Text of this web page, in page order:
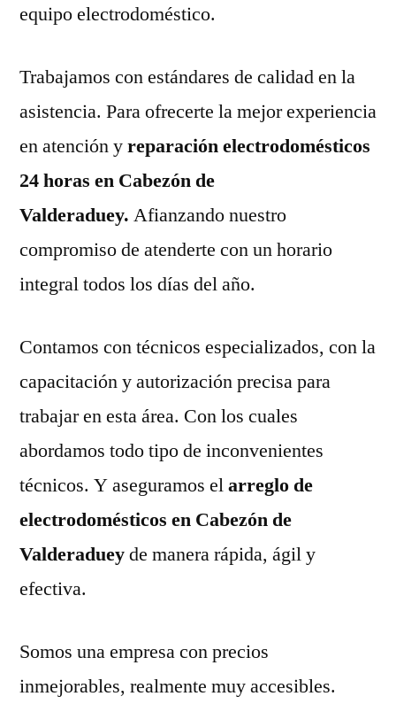
equipo electrodoméstico.
Trabajamos con estándares de calidad en la
asistencia. Para ofrecerte la mejor experiencia
en atención yreparación electrodomésticos
24 horas en Cabezón de
Valderaduey. Afianzando nuestro
compromiso de atenderte con un horario
integral todos los días del año.
Contamos con técnicos especializados, con la
capacitación y autorización precisa para
trabajar en esta área. Con los cuales
abordamos todo tipo de inconvenientes
técnicos. Y aseguramos elarreglo de
electrodomésticos en Cabezón de
Valderadueyde manera rápida, ágil y
efectiva.
Somos una empresa con precios
inmejorables, realmente muy accesibles.